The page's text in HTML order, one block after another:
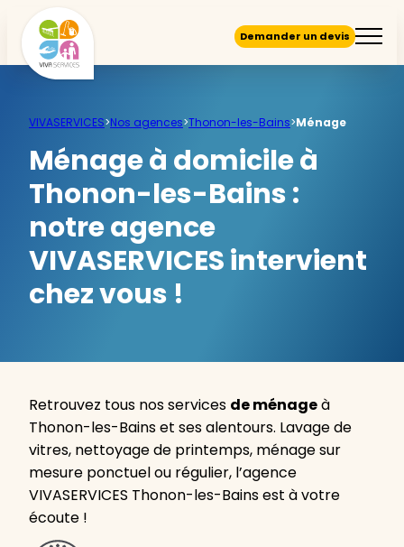
Demander un devis
VIVASERVICES>Nos agences>Thonon-les-Bains>Ménage
Ménage à domicile à
Thonon-les-Bains :
notre agence
VIVASERVICES intervient
chez vous !
Retrouvez tous nos services de ménageà
Thonon-les-Bains et ses alentours. Lavage de
vitres, nettoyage de printemps, ménage sur
mesure ponctuel ou régulier, l’agence
VIVASERVICES Thonon-les-Bains est à votre
écoute !